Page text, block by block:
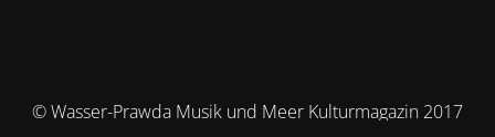
© Wasser-Prawda Musik und Meer Kulturmagazin 2017